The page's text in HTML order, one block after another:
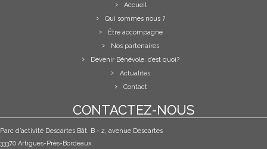
Accueil
Qui sommes nous ?
Être accompagné
Nos partenaires
Devenir Bénévole, c’est quoi?
Actualités
Contact
CONTACTEZ-NOUS
Parc d’activité Descartes Bât. B - 2, avenue Descartes
33370 Artigues-Près-Bordeaux